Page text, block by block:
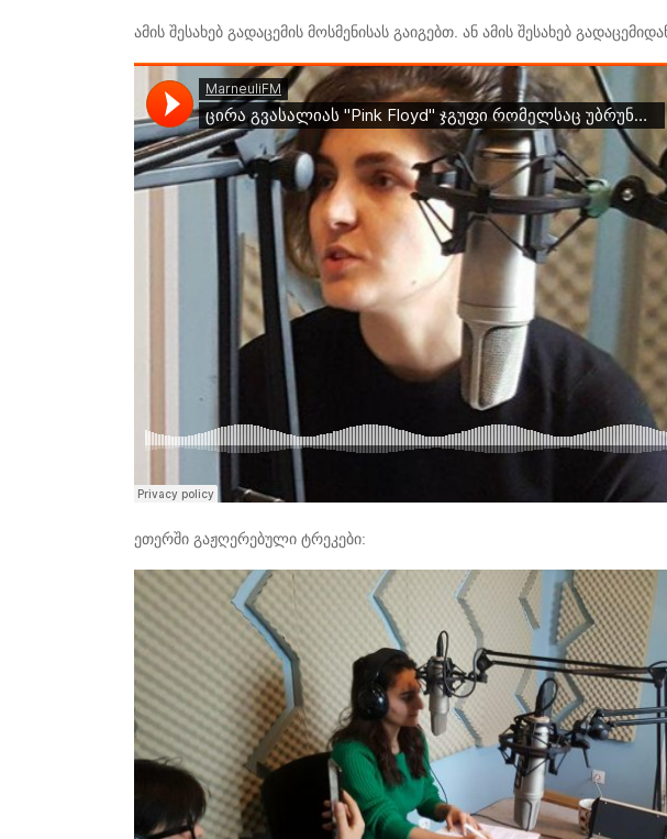
ამის შესახებ გადაცემის მოსმენისას გაიგებთ. ან ამის შესახებ
ეთერში გაჟღერებული ტრეკები: